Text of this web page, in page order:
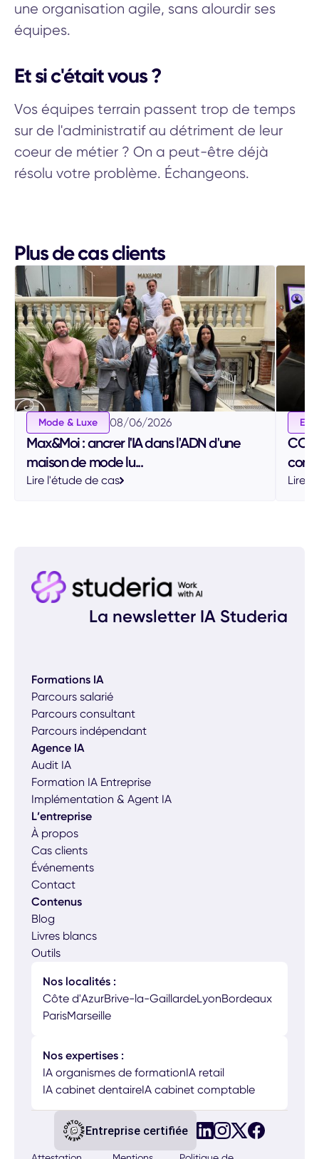
une organisation agile, sans alourdir ses
équipes.
Et si c'était vous ?
Vos équipes terrain passent trop de temps
sur de l'administratif au détriment de leur
coeur de métier ? On a peut-être déjà
résolu votre problème. Échangeons.
Plus de cas clients
Mode & Luxe 08/06/2026
Max&Moi : ancrer l'IA dans l'ADN d'une
maison de mode lu...
Lire l'étude de cas
CCI
Lire
La newsletter IA Studeria
Formations IA
Parcours salarié
Parcours consultant
Parcours indépendant
Agence IA
Audit IA
Formation IA Entreprise
Implémentation & Agent IA
L’entreprise
À propos
Cas clients
Événements
Contact
Contenus
Blog
Livres blancs
Outils
Nos localités :
Côte d'AzurBrive-la-GaillardeLyonBordeaux
ParisMarseille
Nos expertises :
IA organismes de formationIA retail
IA cabinet dentaireIA cabinet comptable
Entreprise certifiée